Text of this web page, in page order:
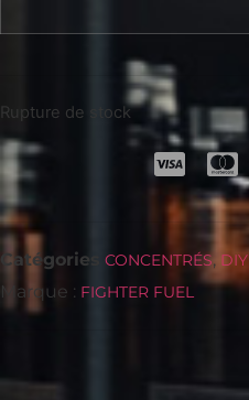
Rupture de stock
Catégories CONCENTRÉS, DIY
Marque : FIGHTER FUEL